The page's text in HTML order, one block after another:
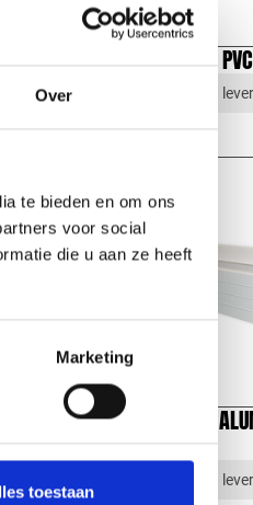
Over
te bieden en om ons
voor social
die u aan ze heeft
Marketing
toestaan
KLIKLIJST
1-4 dagen
| WIT | BAKGOOT
5M
1-4 dagen